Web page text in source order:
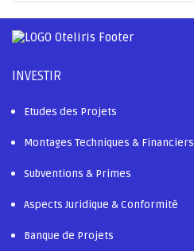
INVESTIR
Etudes des Projets
Montages Techniques & Financiers
Subventions & Primes
Aspects Juridique & Conformité
Banque de Projets